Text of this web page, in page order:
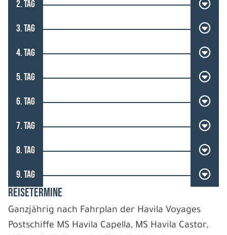
2. TAG
3. TAG
4. TAG
5. TAG
6. TAG
7. TAG
8. TAG
9. TAG
REISETERMINE
Ganzjährig nach Fahrplan der Havila Voyages
Postschiffe MS Havila Capella, MS Havila Castor,